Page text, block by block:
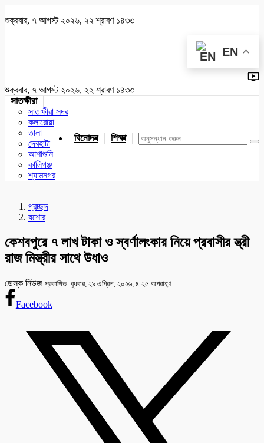
শুক্রবার, ৭ আগস্ট ২০২৬, ২২ শ্রাবণ ১৪৩৩
EN
শুক্রবার, ৭ আগস্ট ২০২৬, ২২ শ্রাবণ ১৪৩৩
সাতক্ষীরা
সাতক্ষীরা সদর
কলারোয়া
তালা
দেবহাটা
আশাশুনি
কালিগঞ্জ
শ্যামনগর
বিনোদন শিক্ষা খেলাধুলা জাতীয় যশোর
প্রচ্ছদ
যশোর
কেশবপুরে ৭ লাখ টাকা ও স্বর্ণালংকার নিয়ে প্রবাসীর স্ত্রী
রাজ মিস্ত্রীর সাথে উধাও
ডেস্ক নিউজ প্রকাশিত: বুধবার, ২৯ এপ্রিল, ২০২৬, ৪:২৫ অপরাহ্ণ
Facebook